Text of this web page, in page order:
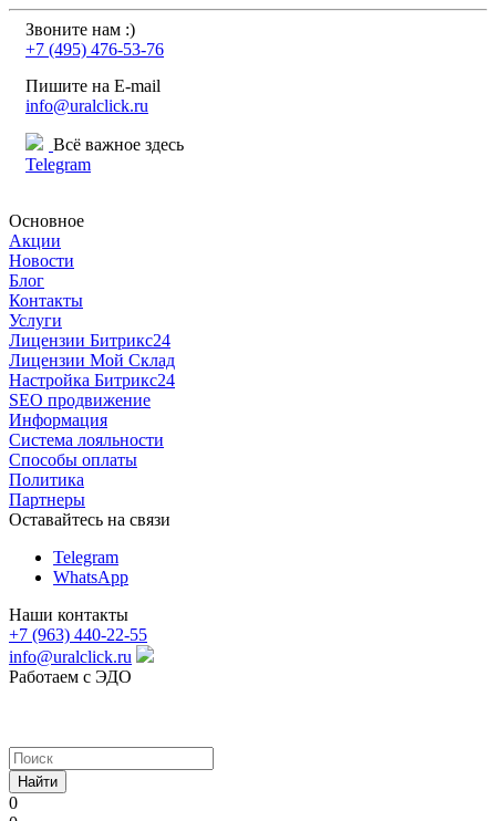
Звоните нам :)
+7 (495) 476-53-76
Пишите на E-mail
info@uralclick.ru
Всё важное здесь
Telegram
Основное
Акции
Новости
Блог
Контакты
Услуги
Лицензии Битрикс24
Лицензии Мой Склад
Настройка Битрикс24
SEO продвижение
Информация
Система лояльности
Способы оплаты
Политика
Партнеры
Оставайтесь на связи
Telegram
WhatsApp
Наши контакты
+7 (963) 440-22-55
info@uralclick.ru
Работаем с ЭДО
Найти
0